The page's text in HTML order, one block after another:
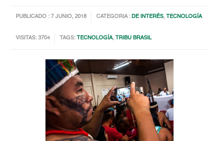
PUBLICADO : 7 JUNIO, 2018 CATEGORIA :DE INTERÉS, TECNOLOGÍA
VISITAS: 3704 TAGS: TECNOLOGÍA, TRIBU BRASIL